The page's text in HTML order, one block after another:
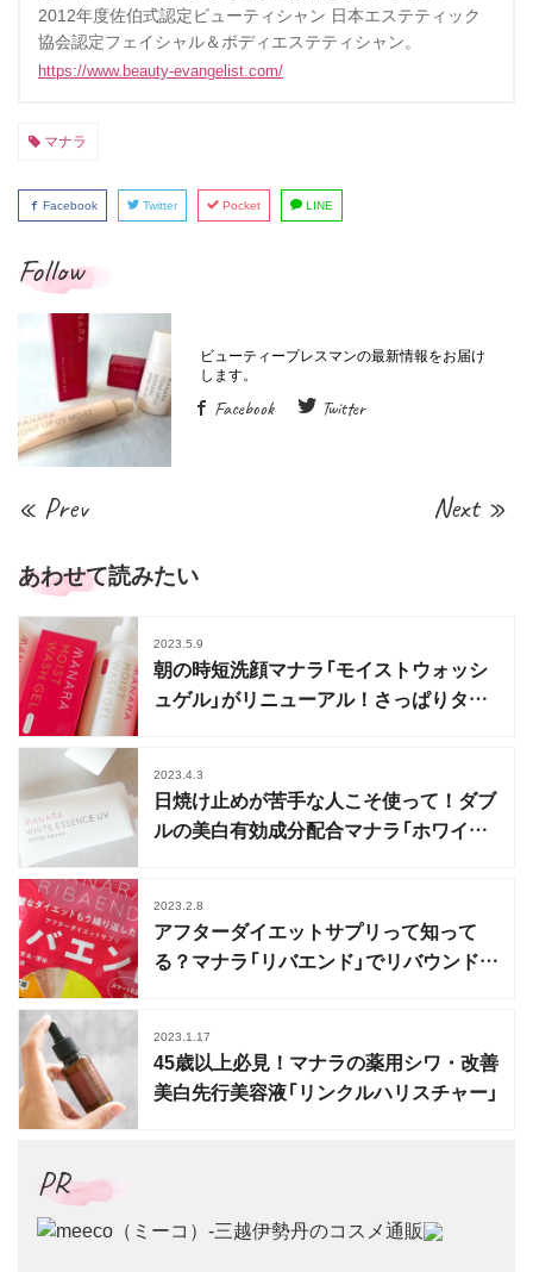
2012年度佐伯式認定ビューティシャン 日本エステティック
協会認定フェイシャル＆ボディエステティシャン。
https://www.beauty-evangelist.com/
マナラ
Facebook Twitter Pocket LINE
Follow
Facebook Twitter
« Prev Next »
あわせて読みたい
2023.5.9
朝の時短洗顔マナラ「モイストウォッシ
ュゲル」がリニューアル！さっぱりタイ
2023.4.3
日焼け止めが苦手な人こそ使って！ダブ
ルの美白有効成分配合マナラ「ホワイト
2023.2.8
アフターダイエットサプリって知って
る？マナラ「リバエンド」でリバウンドに
2023.1.17
45歳以上必見！マナラの薬用シワ・改善
美白先行美容液「リンクルハリスチャー」
PR